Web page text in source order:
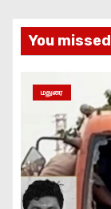
You missed
மதுரை